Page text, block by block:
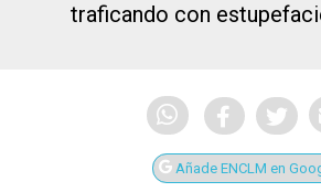
traficando con
Añade ENCLM en